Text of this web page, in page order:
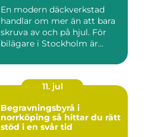
En modern däckverkstad
handlar om mer än att bara
skruva av och på hjul. För
bilägare i Stockholm är...
11. jul
Begravningsbyrå i
norrköping så hittar du rätt
stöd i en svår tid